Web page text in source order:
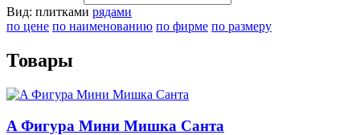
Вид: плитками рядами
по цене по наименованию по фирме по размеру
Товары
A Фигура Мини Мишка Санта